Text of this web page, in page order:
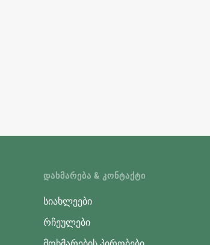
ᲓᲐᲮᲛᲐᲠᲔᲑᲐ & ᲙᲝᲜᲢᲐᲥᲢᲘ
სიახლეები
რჩეულები